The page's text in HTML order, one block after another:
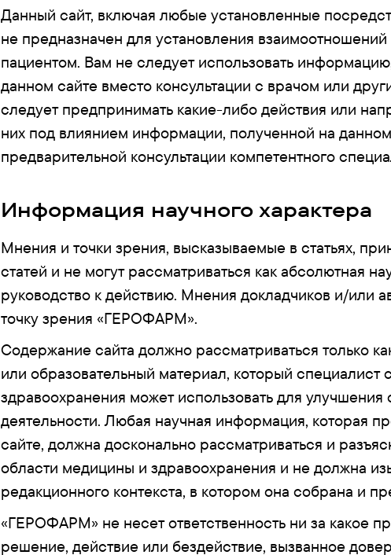
Данный сайт, включая любые установленные
не предназначен для установления
пациентом. Вам не следует использовать
данном сайте вместо консультации с врачом или
следует предпринимать какие-либо действия или
них под влиянием информации, полученной на
предварительной консультации компетентного
Информация научного характера
Мнения и точки зрения, высказываемые в статьях,
статей и не могут рассматриваться как абсолютная
руководство к действию. Мнения докладчиков и/или
точку зрения «ГЕРОФАРМ».
Содержание сайта должно рассматриваться только
или образовательный материал, который специалист
здравоохранения может использовать для улучшения
деятельности. Любая научная информация, которая
сайте, должна досконально рассматриваться и
области медицины и здравоохранения и не должна
редакционного контекста, в котором она собрана и
«ГЕРОФАРМ» не несет ответственность ни за какое
решение, действие или бездействие, вызванное